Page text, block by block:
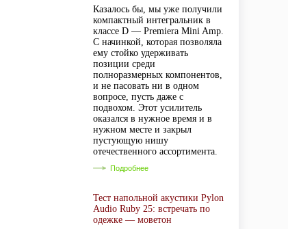
Казалось бы, мы уже получили
компактный интегральник в
классе D — Premiera Mini Amp.
С начинкой, которая позволяла
ему стойко удерживать
позиции среди
полноразмерных компонентов,
и не пасовать ни в одном
вопросе, пусть даже с
подвохом. Этот усилитель
оказался в нужное время и в
нужном месте и закрыл
пустующую нишу
отечественного ассортимента.
Подробнее
Тест напольной акустики Pylon
Audio Ruby 25: встречать по
одежке — моветон